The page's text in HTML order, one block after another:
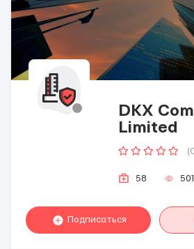
DKX
Limited
58 501
Подписаться